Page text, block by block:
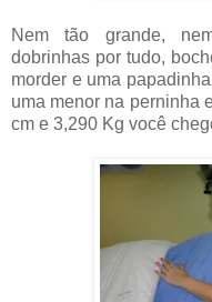
Nem tão grande,
dobrinhas por tudo,
morder e uma
uma menor na perninha
cm e 3,290 Kg você